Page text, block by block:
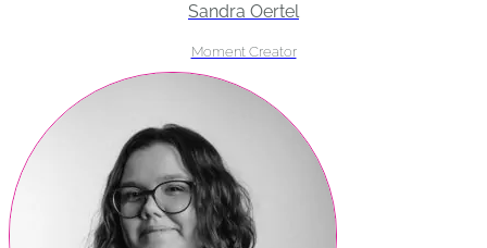
Sandra Oertel
Moment Creator